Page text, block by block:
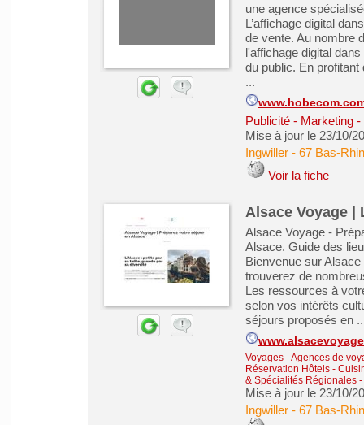
une agence
L’affichage digital
de vente. Au nombre
l'affichage digital
du public. En profitant
...
Publicité - Marketing
Mise à jour le 23/10/
Ingwiller- 67 Bas-Rhin
Voir la fiche
Alsace Voyage |
Alsace Voyage -
Alsace. Guide des
Bienvenue sur Alsace
trouverez de
Les ressources à
selon vos intérêts
séjours proposés en
Voyages - Agences de
Réservation Hôtels-
& Spécialités Régionales-
Mise à jour le 23/10/
Ingwiller- 67 Bas-Rhin